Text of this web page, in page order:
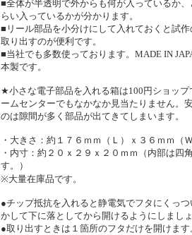
■全体が半透明で外からも何が入っているか、
らい入っているかが分かります。
■リール部品を小分けにして入れておくと試作
取り出すのが便利です。
■当社でも多数使っております。MADE IN
本製です。
★小さな電子部品を入れる箱は100円ショップ
ームセンターでもなかなか見当たりません。
のは隙間が多く部品が出てきてしまいます。
・大きさ：約１７６ｍｍ（Ｌ）ｘ３６ｍｍ（
・内寸：約２０ｘ２９ｘ２０ｍｍ（内部は四
す。）
※大量在庫品です。
●チップ抵抗を入れると静電気でフタにくっ
かして下に落としてから開けるようにしましょ
●取り出すときは１箇所のフタだけを開けま